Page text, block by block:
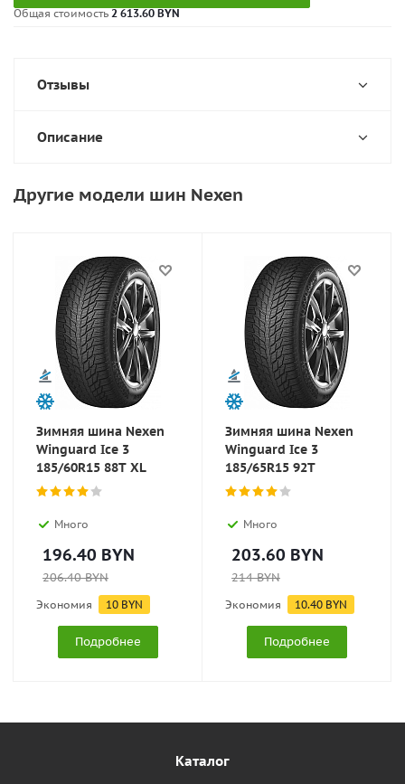
Общая стоимость2 613.60 BYN
Отзывы
Описание
Другие модели шин Nexen
Зимняя шина Nexen
Winguard Ice 3
185/60R15 88T XL
Много
196.40 BYN
206.40BYN
Экономия 10 BYN
Подробнее
Зимняя шина Nexen
Winguard Ice 3
185/65R15 92T
Много
203.60 BYN
214BYN
Экономия 10.40 BYN
Подробнее
Каталог